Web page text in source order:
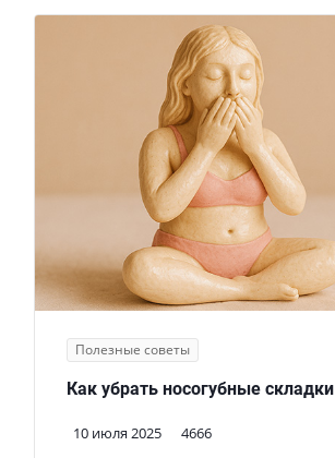
Полезные советы
10 июля 2025 4666
Как убрать носогубные складки